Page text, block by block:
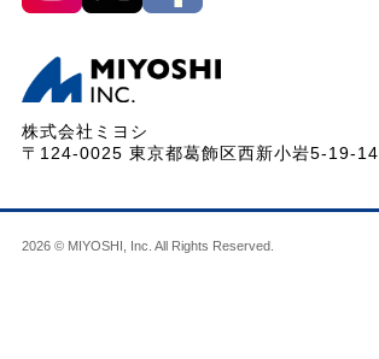
株式会社ミヨシ
〒124-0025 東京都葛飾区西新小岩5-19-14
2026 © MIYOSHI, Inc. All Rights Reserved.